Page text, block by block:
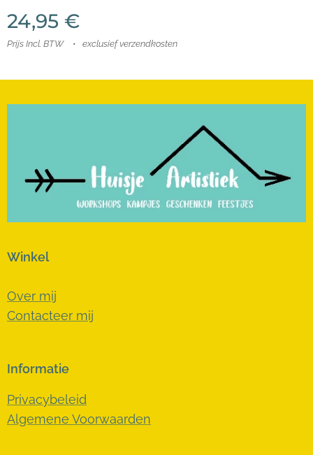
24,95 €
Prijs Incl. BTW exclusief verzendkosten
Winkel
Over mij
Contacteer mij
Informatie
Privacybeleid
Algemene Voorwaarden